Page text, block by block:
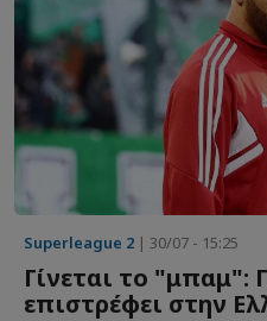
Superleague 2 | 30/07 - 15:25
Γίνεται το "μπαμ":
επιστρέφει στην